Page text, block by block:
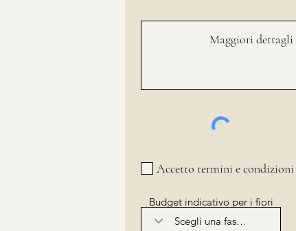
Accetto termini e condizioni
Budget indicativo per i fiori